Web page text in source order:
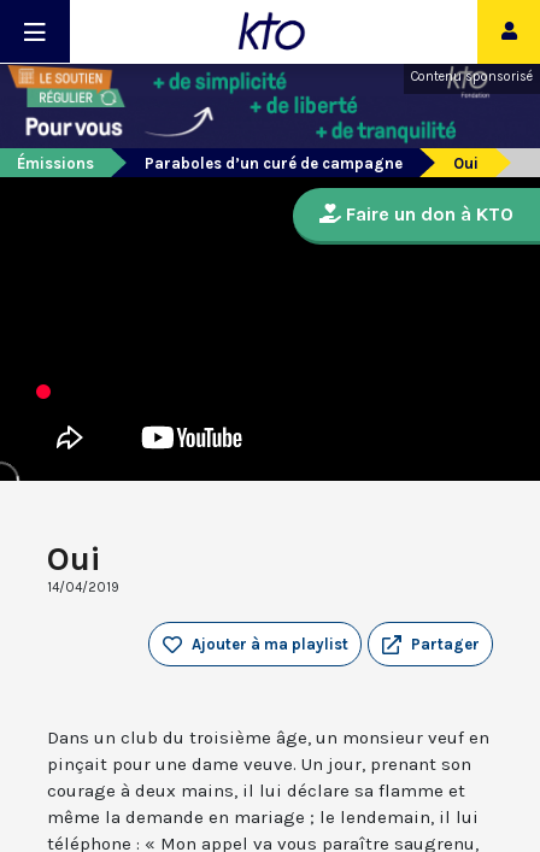
Contenu sponsorisé
Émissions Paraboles d’un curé de campagne Oui
Oui
14/04/2019
Partager
Ajouter à ma playlist
Dans un club du troisième âge, un monsieur veuf en
pinçait pour une dame veuve. Un jour, prenant son
courage à deux mains, il lui déclare sa flamme et
même la demande en mariage ; le lendemain, il lui
téléphone : « Mon appel va vous paraître saugrenu,
Faire un don à KTO